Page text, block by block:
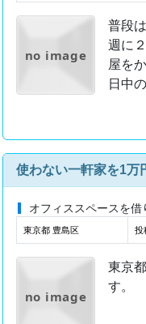
no image
普段
週に
屋を
日中
オフィススペースを借
東京都 豊島区 投
no image
東京
す。